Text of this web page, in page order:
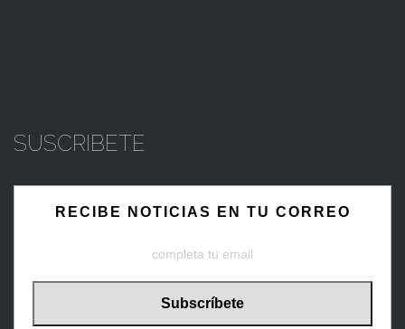
SUSCRIBETE
RECIBE NOTICIAS EN TU CORREO